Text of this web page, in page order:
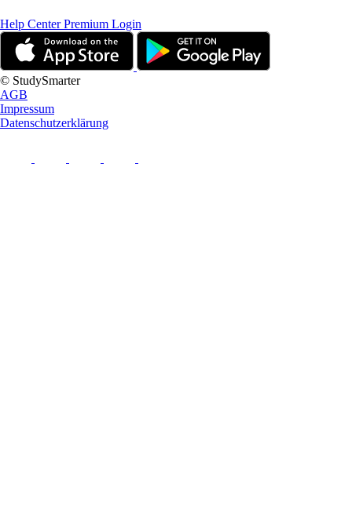
Help CenterPremium Login
© StudySmarter
AGB
Impressum
Datenschutzerklärung